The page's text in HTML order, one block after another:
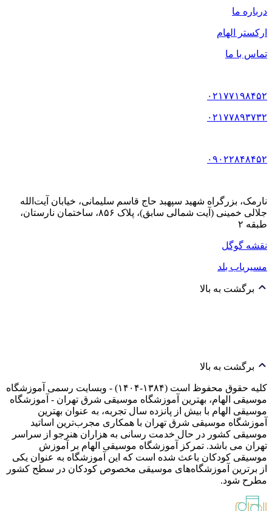
درباره ما
ارکستر الهام
تماس با ما
۰۲۱۷۷۱۹۸۴۵۲
۰۲۱۷۷۸۹۳۷۳۲
۰۹۰۲۲۸۴۸۴۵۲
نارمک، بزرگراه شهید سپهبد حاج قاسم سلیمانی، خیابان آیت‌الله
جلالی خمینی (آیت شمالی سابق)، پلاک ۸۵۶، ساختمان نارستان،
طبقه ۲
نقشه گوگل
مسیریاب بلد
برگشت به بالا
برگشت به بالا
کلیه حقوق محفوظ است (۱۳۸۴-۱۴۰۴) - وبسایت رسمی آموزشگاه
موسیقی الهام، بهترین آموزشگاه موسیقی شرق تهران - آموزشگاه
موسیقی الهام با بیش از پانزده سال تجربه، به عنوان بهترین
آموزشگاه موسیقی شرق تهران با همکاری مجرب‌ترین اساتید
موسیقی کشور در حال خدمت رسانی به هزاران هنرجو از سراسر
تهران می باشد. تمرکز آموزشگاه موسیقی الهام بر آموزش
موسیقی کودکان باعث شده است که این آموزشگاه به عنوان یکی
از برترین آموزشگاه‌های موسیقی مخصوص کودکان در سطح کشور
مطرح شود.